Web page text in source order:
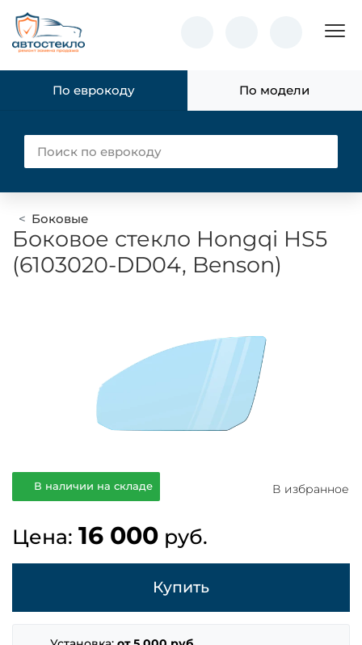
По еврокоду По модели
Боковые
Боковое стекло Hongqi HS5
(6103020-DD04, Benson)
В наличии на складе В избранное
Цена: 16 000 руб.
Купить